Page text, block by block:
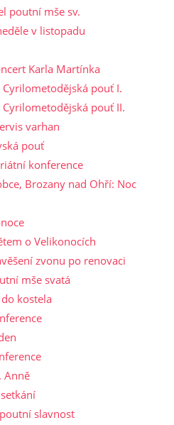
poutní mše sv.
v listopadu
Karla Martínka
pouť I.
pouť II.
varhan
pouť
konference
Brozany nad Ohří: Noc
o Velikonocích
zvonu po renovaci
mše svatá
kostela
Anně
slavnost